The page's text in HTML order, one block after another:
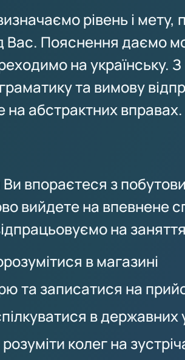
рівень і мету,
Вас. Пояснення даємо
на українську.
та вимову
на абстрактних вправах.
Ви впораєтеся з
вийдете на впевнене
на
в магазині
та записатися на
в державних
колег на